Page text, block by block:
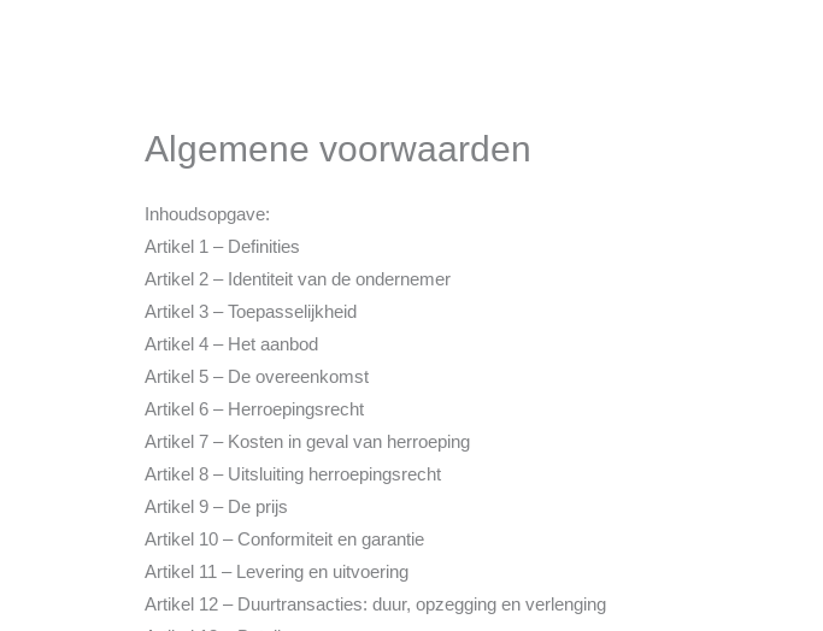
Algemene voorwaarden
Inhoudsopgave:
Artikel 1 – Definities
Artikel 2 – Identiteit van de ondernemer
Artikel 3 – Toepasselijkheid
Artikel 4 – Het aanbod
Artikel 5 – De overeenkomst
Artikel 6 – Herroepingsrecht
Artikel 7 – Kosten in geval van herroeping
Artikel 8 – Uitsluiting herroepingsrecht
Artikel 9 – De prijs
Artikel 10 – Conformiteit en garantie
Artikel 11 – Levering en uitvoering
Artikel 12 – Duurtransacties: duur, opzegging en verlenging